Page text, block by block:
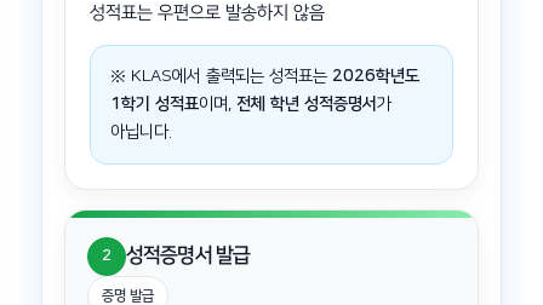
성적표는 우편으로 발송하지 않음
※ KLAS에서 출력되는 성적표는 2026학년도
1학기 성적표이며, 전체 학년 성적증명서가
아닙니다.
2 성적증명서 발급
증명 발급